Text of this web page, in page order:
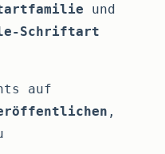
und
Schriftart
auf
,